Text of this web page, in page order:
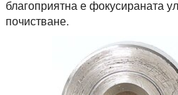
благоприятна е фокусираната
почистване.